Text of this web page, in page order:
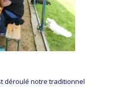
déroulé notre traditionnel